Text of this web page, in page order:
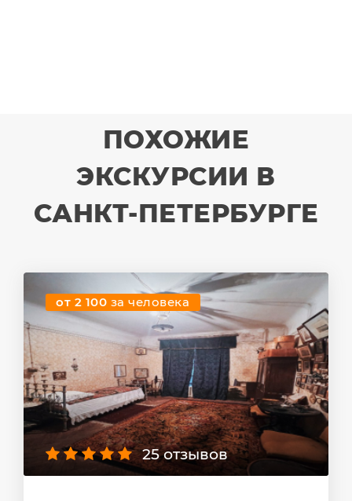
ПОХОЖИЕ
ЭКСКУРСИИ В
САНКТ-ПЕТЕРБУРГЕ
от 2 100 за человека
25 отзывов